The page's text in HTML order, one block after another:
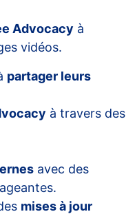
Advocacy à
vidéos.
partager leurs
à travers des
avec des
mises à jour